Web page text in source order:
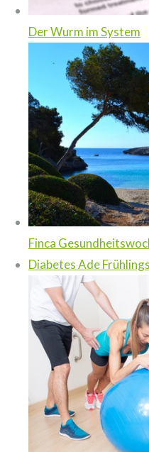
Der Wurm im System
Finca
Diabetes Ade